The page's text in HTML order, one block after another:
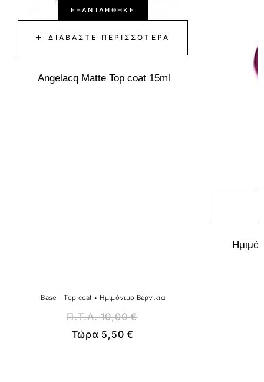
ΕΞΑΝΤΛΉΘΗΚΕ
ΔΙΑΒΆΣΤΕ ΠΕΡΙΣΣΌΤΕΡΑ
Angelacq Matte Top coat 15ml
Base - Top coat • Ημιμόνιμα Βερνίκια
Π.Τ.Λ.10,00€
Τώρα 5,50€